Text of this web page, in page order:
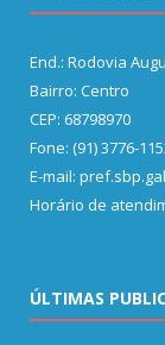
End.: Rodovia
Bairro: Centro
CEP: 68798970
Fone: (91) 3776-
E-mail:
Horário de
ÚLTIMAS